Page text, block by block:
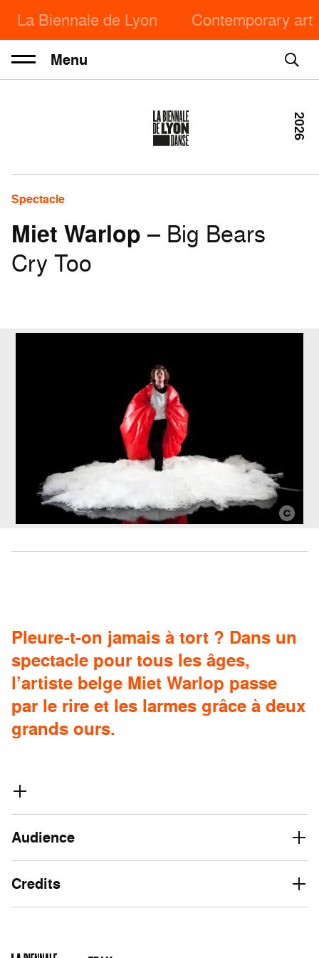
La Biennale de Lyon Contemporary art
Menu
Spectacle
Miet Warlop – Big Bears
Cry Too
2026
Pleure-t-on jamais à tort ? Dans un
spectacle pour tous les âges,
l’artiste belge Miet Warlop passe
par le rire et les larmes grâce à deux
grands ours.
Audience
Credits